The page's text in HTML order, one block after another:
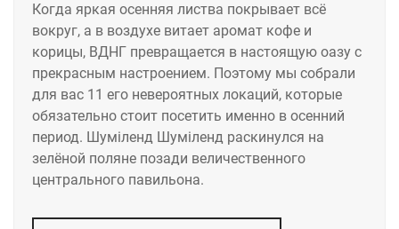
Когда яркая осенняя листва покрывает всё
вокруг, а в воздухе витает аромат кофе и
корицы, ВДНГ превращается в настоящую оазу с
прекрасным настроением. Поэтому мы собрали
для вас 11 его невероятных локаций, которые
обязательно стоит посетить именно в осенний
период. Шуміленд Шуміленд раскинулся на
зелёной поляне позади величественного
центрального павильона.